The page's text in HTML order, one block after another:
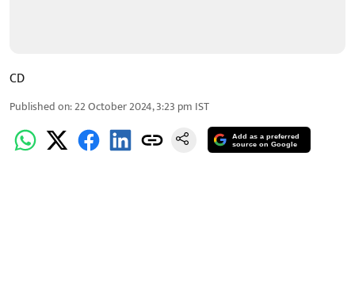
CD
Published on:22 October 2024, 3:23 pm IST
Add as a preferred
source on Google